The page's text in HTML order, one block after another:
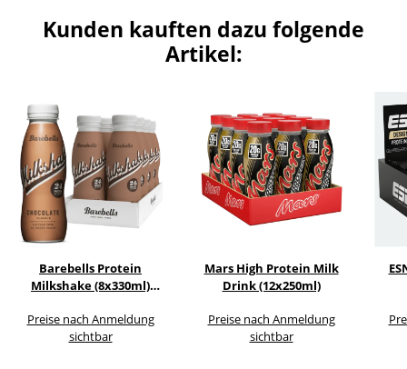
Kunden kauften dazu folgende
Artikel:
Barebells Protein
Milkshake (8x330ml)
Preise nach Anmeldung
sichtbar
Mars High Protein Milk
Drink (12x250ml)
Preise nach Anmeldung
sichtbar